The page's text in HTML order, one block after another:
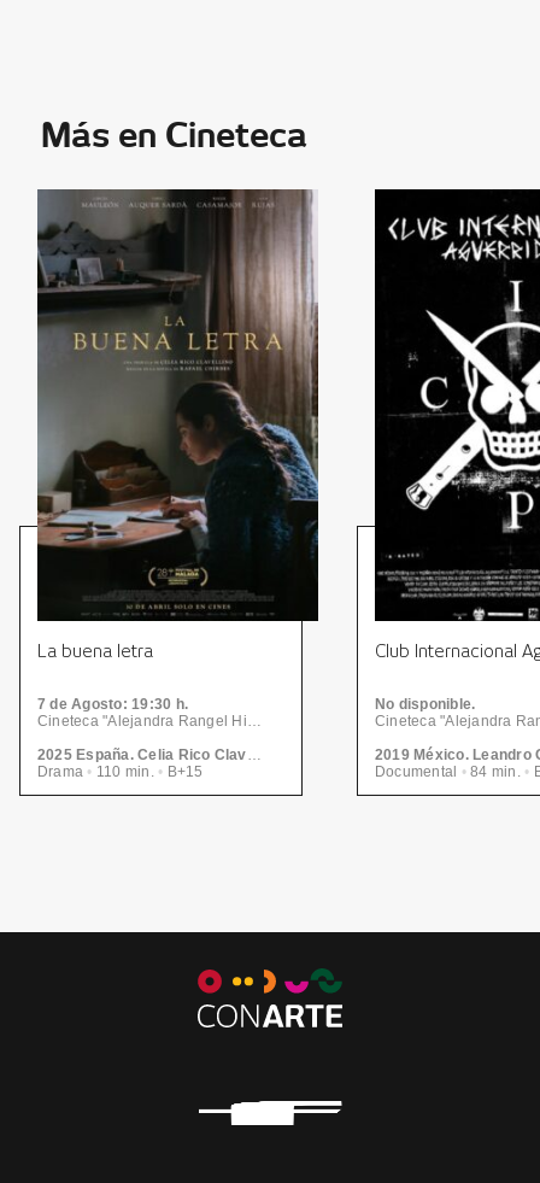
Más en Cineteca
La buena letra
7de Agosto: 19:30 h.
Cineteca "Alejandra Rangel Hinojosa" - Centro de las Artes | CONARTE
2025 España. Celia Rico Clavellino
Drama • 110 min. • B+15
Club Internacional
No disponible.
2019 México. Leandro
Documental •84 min. •